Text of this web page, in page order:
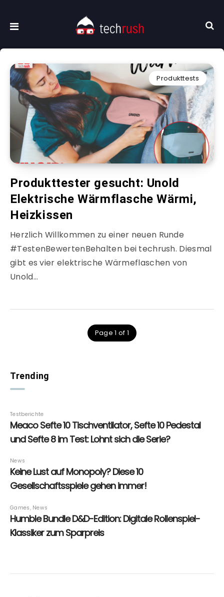
Produkttests
Produkttester gesucht: Unold
Elektrische Wärmflasche Wärmi,
Heizkissen
Herzlich Willkommen zu einer neuen Runde
#TestenBewertenBehalten bei techrush. Diesmal
gibt es vier elektrische Wärmeflaschen von
Unold…
Page 1 of 1
Trending